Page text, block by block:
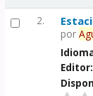
2.
por